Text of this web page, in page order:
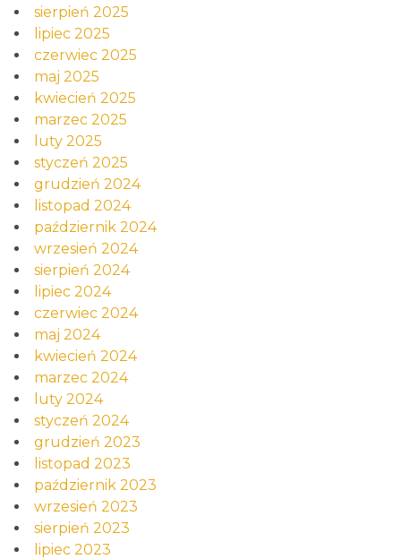
sierpień 2025
lipiec 2025
czerwiec 2025
maj 2025
kwiecień 2025
marzec 2025
luty 2025
styczeń 2025
grudzień 2024
listopad 2024
październik 2024
wrzesień 2024
sierpień 2024
lipiec 2024
czerwiec 2024
maj 2024
kwiecień 2024
marzec 2024
luty 2024
styczeń 2024
grudzień 2023
listopad 2023
październik 2023
wrzesień 2023
sierpień 2023
lipiec 2023